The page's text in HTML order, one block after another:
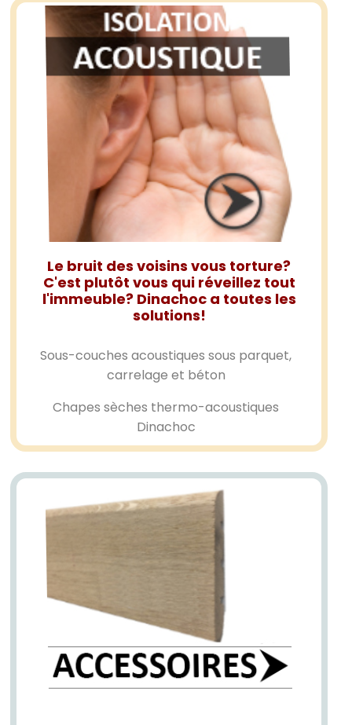
Le bruit des voisins vous torture?
C'est plutôt vous qui réveillez tout
l'immeuble? Dinachoc a toutes les
solutions!
Sous-couches acoustiques sous parquet,
carrelage et béton
Chapes sèches thermo-acoustiques
Dinachoc